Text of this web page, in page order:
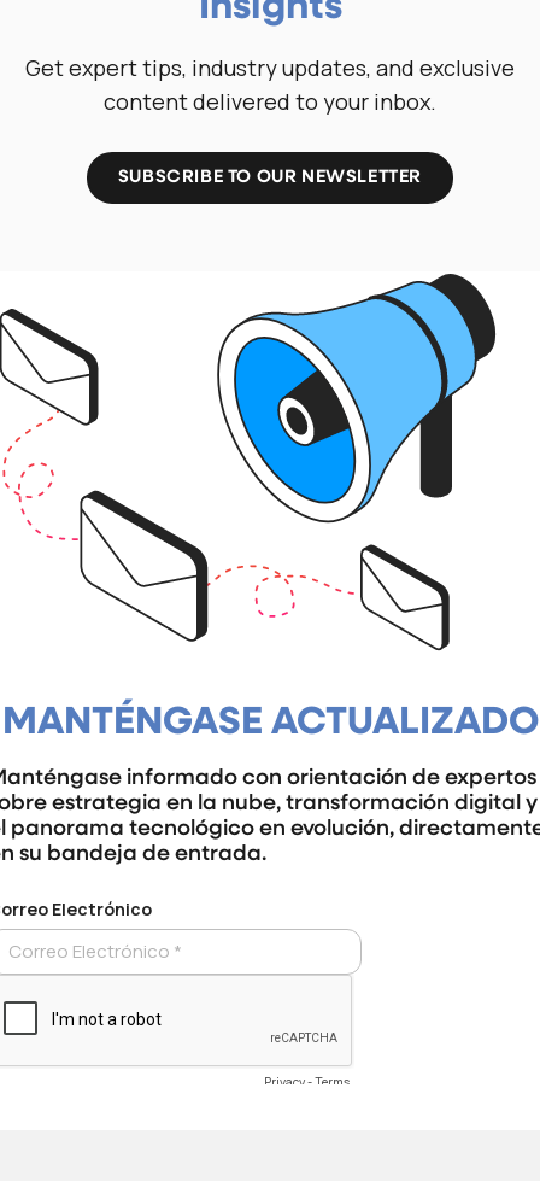
Insights
Get expert tips, industry updates, and exclusive
content delivered to your inbox.
SUBSCRIBE TO OUR NEWSLETTER
MANTÉNGASE ACTUALIZADO
informado con orientación de expertos
estrategia en la nube, transformación digital y
panorama tecnológico en evolución,
su bandeja de entrada.